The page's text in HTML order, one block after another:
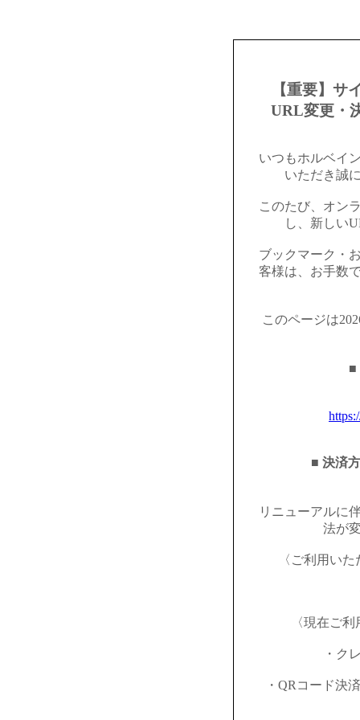
【重要】サ
URL変更・
いつもホルベイ
いただき誠
このたび、オン
し、新しい
ブックマーク・
客様は、お手数
このページは
■
■ 決済
リニューアルに
法が
〈ご利用い
〈現在ご
・ク
・QRコード決